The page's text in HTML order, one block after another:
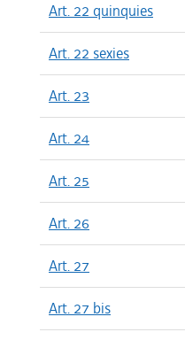
Art. 22 quinquies
Art. 22 sexies
Art. 23
Art. 24
Art. 25
Art. 26
Art. 27
Art. 27 bis